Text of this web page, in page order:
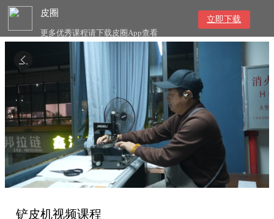
皮圈
更多优秀课程请下载皮圈App查看
立即下载

铲皮机视频课程